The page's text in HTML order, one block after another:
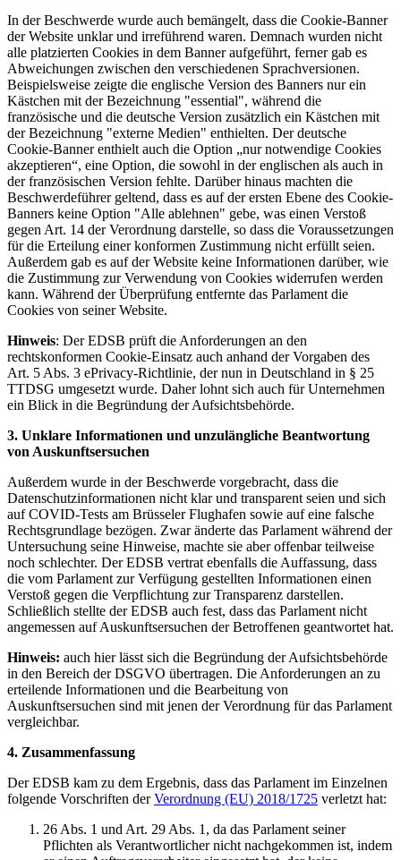
In der Beschwerde wurde auch bemängelt, dass die Cookie-Banner
der Website unklar und irreführend waren. Demnach wurden nicht
alle platzierten Cookies in dem Banner aufgeführt, ferner gab es
Abweichungen zwischen den verschiedenen Sprachversionen.
Beispielsweise zeigte die englische Version des Banners nur ein
Kästchen mit der Bezeichnung "essential", während die
französische und die deutsche Version zusätzlich ein Kästchen mit
der Bezeichnung "externe Medien" enthielten. Der deutsche
Cookie-Banner enthielt auch die Option „nur notwendige Cookies
akzeptieren“, eine Option, die sowohl in der englischen als auch in
der französischen Version fehlte. Darüber hinaus machten die
Beschwerdeführer geltend, dass es auf der ersten Ebene des Cookie-
Banners keine Option "Alle ablehnen" gebe, was einen Verstoß
gegen Art. 14 der Verordnung darstelle, so dass die Voraussetzungen
für die Erteilung einer konformen Zustimmung nicht erfüllt seien.
Außerdem gab es auf der Website keine Informationen darüber, wie
die Zustimmung zur Verwendung von Cookies widerrufen werden
kann. Während der Überprüfung entfernte das Parlament die
Cookies von seiner Website.
Hinweis: Der EDSB prüft die Anforderungen an den
rechtskonformen Cookie-Einsatz auch anhand der Vorgaben des
Art. 5 Abs. 3 ePrivacy-Richtlinie, der nun in Deutschland in § 25
TTDSG umgesetzt wurde. Daher lohnt sich auch für Unternehmen
ein Blick in die Begründung der Aufsichtsbehörde.
3. Unklare Informationen und unzulängliche Beantwortung
von Auskunftsersuchen
Außerdem wurde in der Beschwerde vorgebracht, dass die
Datenschutzinformationen nicht klar und transparent seien und sich
auf COVID-Tests am Brüsseler Flughafen sowie auf eine falsche
Rechtsgrundlage bezögen. Zwar änderte das Parlament während der
Untersuchung seine Hinweise, machte sie aber offenbar teilweise
noch schlechter. Der EDSB vertrat ebenfalls die Auffassung, dass
die vom Parlament zur Verfügung gestellten Informationen einen
Verstoß gegen die Verpflichtung zur Transparenz darstellen.
Schließlich stellte der EDSB auch fest, dass das Parlament nicht
angemessen auf Auskunftsersuchen der Betroffenen geantwortet hat.
Hinweis: auch hier lässt sich die Begründung der Aufsichtsbehörde
in den Bereich der DSGVO übertragen. Die Anforderungen an zu
erteilende Informationen und die Bearbeitung von
Auskunftsersuchen sind mit jenen der Verordnung für das Parlament
vergleichbar.
4. Zusammenfassung
Der EDSB kam zu dem Ergebnis, dass das Parlament im Einzelnen
folgende Vorschriften derVerordnung (EU) 2018/1725 verletzt hat:
26 Abs. 1 und Art. 29 Abs. 1, da das Parlament seiner
Pflichten als Verantwortlicher nicht nachgekommen ist, indem